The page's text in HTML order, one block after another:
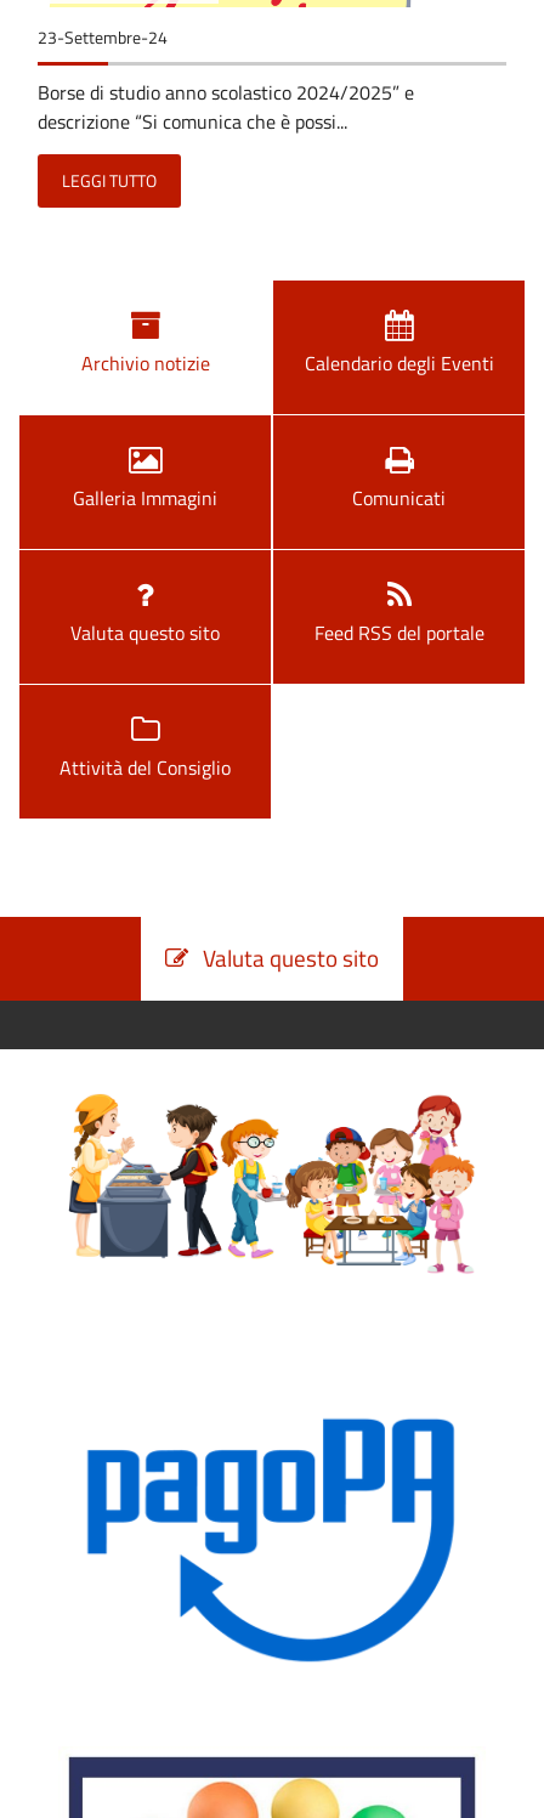
23-Settembre-24
Borse di studio anno scolastico 2024/2025” e
descrizione “Si comunica che è possi...
LEGGI TUTTO
Archivio notizie Calendario degli Eventi
Galleria Immagini Comunicati
Valuta questo sito Feed RSS del portale
Attività del Consiglio
Valuta questo sito